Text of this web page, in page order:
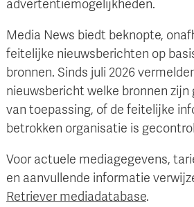
advertentiemogelijkheden.
Media News biedt beknopte,
feitelijke nieuwsberichten op
bronnen. Sinds juli 2026
nieuwsbericht welke bronnen zijn
van toepassing, of de feitelijke
betrokken organisatie is
Voor actuele mediagegevens,
en aanvullende informatie
Retriever mediadatabase.